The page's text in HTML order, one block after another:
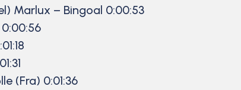
Marlux – Bingoal 0:00:53
(Fra) 0:01:36